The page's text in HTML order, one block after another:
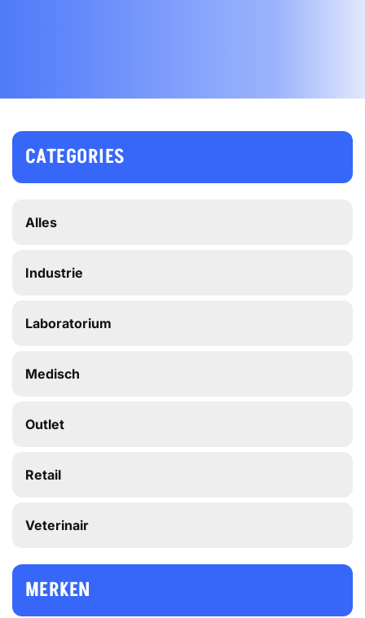
CATEGORIES
Alles
Industrie
Laboratorium
Medisch
Outlet
Retail
Veterinair
MERKEN